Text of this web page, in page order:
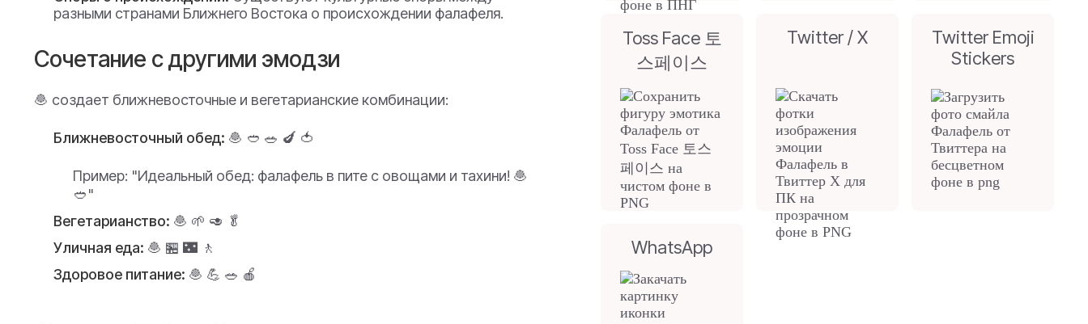
разными странами Ближнего Востока о происхождении фалафеля.
Сочетание с другими эмодзи
🧆 создает ближневосточные и вегетарианские комбинации:
Ближневосточный обед: 🧆 🥙 🥗 🍆 🍅
Пример: "Идеальный обед: фалафель в пите с овощами и тахини! 🧆
🥙"
Вегетарианство: 🧆 🌱 🥑 🥬
Уличная еда: 🧆 🏪 🌃 🚶
Здоровое питание: 🧆 💪 🥗 🍎
Toss Face 토
스페이스
Twitter / X
Twitter Emoji
Stickers
WhatsApp